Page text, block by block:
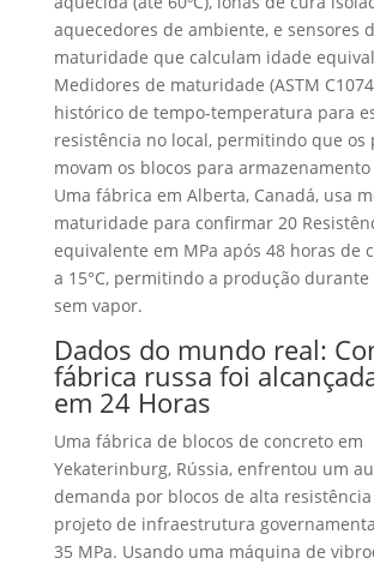
aquecedores de ambiente, e sensores
maturidade que calculam idade
Medidores de maturidade (ASTM
histórico de tempo-temperatura para
resistência no local, permitindo que os
movam os blocos para
Uma fábrica em Alberta, Canadá, usa
maturidade para confirmar 20
equivalente em MPa após 48 horas de
a 15°C, permitindo a produção
sem vapor.
Dados do mundo real:
fábrica russa foi
em 24 Horas
Uma fábrica de blocos de concreto em
Yekaterinburg, Rússia, enfrentou um
demanda por blocos de alta
projeto de infraestrutura
35 MPa. Usando uma máquina de